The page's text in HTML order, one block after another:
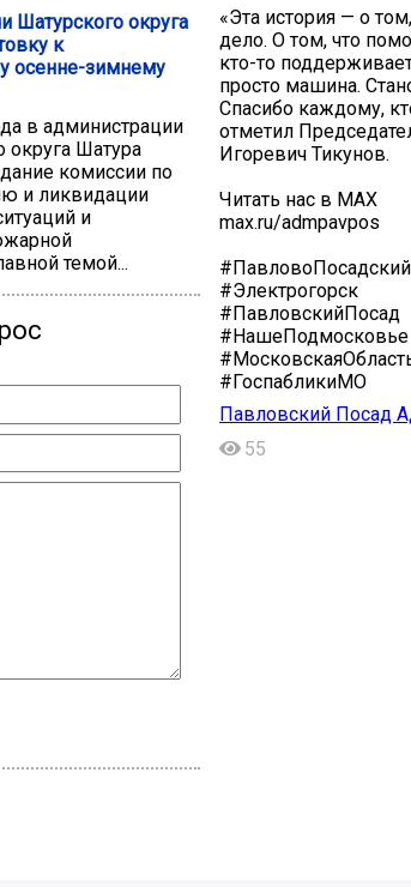
Шатурского округа
к
осенне-зимнему
в администрации
округа Шатура
комиссии по
и ликвидации
и
темой...
«Эта история — о
дело. О том, что
кто-то
просто машина.
Спасибо каждому,
отметил
Игоревич Тикунов.
Читать нас в MAX
max.ru/admpavpos
#Электрогорск
#ПавловскийПосад
#НашеПодмосковье
#ГоспабликиМО
Павловский Посад
55